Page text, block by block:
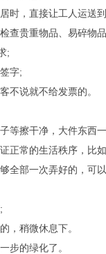
时，直接让工人运送
查贵重物品、易碎物
;
字;
不说就不给发票的。
等擦干净，大件东西
正常的生活秩序，比
全部一次弄好的，可
，稍微休息下。
步的绿化了。